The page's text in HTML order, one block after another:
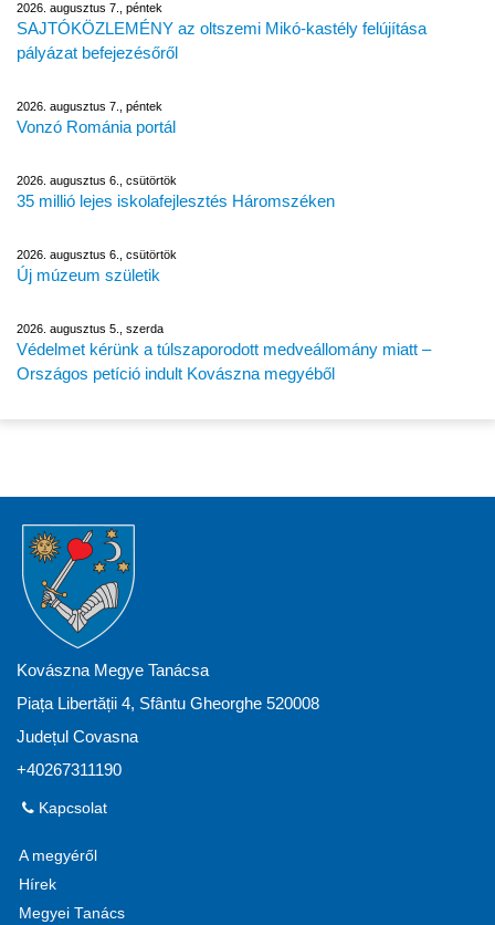
2026. augusztus 7., péntek
SAJTÓKÖZLEMÉNY az oltszemi Mikó-kastély felújítása
pályázat befejezésőről
2026. augusztus 7., péntek
Vonzó Románia portál
2026. augusztus 6., csütörtök
35 millió lejes iskolafejlesztés Háromszéken
2026. augusztus 6., csütörtök
Új múzeum születik
2026. augusztus 5., szerda
Védelmet kérünk a túlszaporodott medveállomány miatt –
Országos petíció indult Kovászna megyéből
Kovászna Megye Tanácsa
Piața Libertății 4, Sfântu Gheorghe 520008
Județul Covasna
+40267311190
Kapcsolat
A megyéről
Hírek
Megyei Tanács